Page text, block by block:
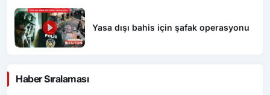
Yasa dışı bahis için şafak operasyonu
Haber Sıralaması